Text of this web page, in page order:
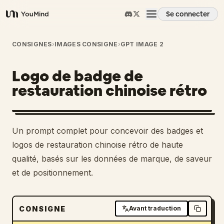
YouMind
Se connecter
Aperçu
Cas d'usage
Compétences
Invites
Tarifs
Télécharger
CONSIGNES›IMAGES CONSIGNE ›GPT IMAGE 2
Logo de badge de
restauration chinoise rétro
Un prompt complet pour concevoir des badges et
logos de restauration chinoise rétro de haute
qualité, basés sur les données de marque, de saveur
et de positionnement.
CONSIGNE Avant traduction